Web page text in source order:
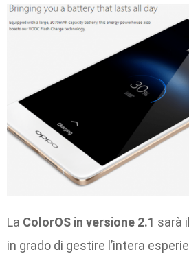
La ColorOS in versione 2.1 sarà
in grado di gestire l’intera